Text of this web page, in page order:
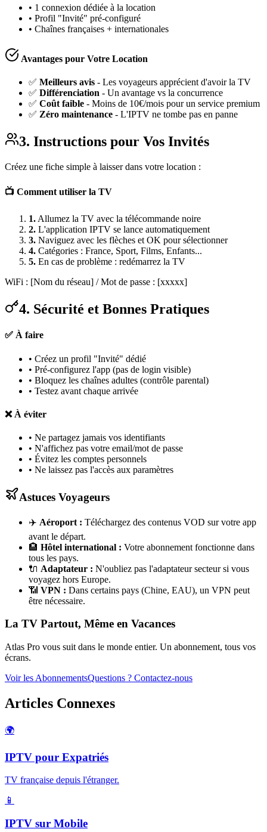
• 1 connexion dédiée à la location
• Profil "Invité" pré-configuré
• Chaînes françaises + internationales
Avantages pour Votre Location
✅ Meilleurs avis - Les voyageurs apprécient d'avoir la TV
✅ Différenciation - Un avantage vs la concurrence
✅ Coût faible - Moins de 10€/mois pour un service premium
✅ Zéro maintenance - L'IPTV ne tombe pas en panne
3. Instructions pour Vos Invités
Créez une fiche simple à laisser dans votre location :
📺 Comment utiliser la TV
1. Allumez la TV avec la télécommande noire
2. L'application IPTV se lance automatiquement
3. Naviguez avec les flèches et OK pour sélectionner
4. Catégories : France, Sport, Films, Enfants...
5. En cas de problème : redémarrez la TV
WiFi : [Nom du réseau] / Mot de passe : [xxxxx]
4. Sécurité et Bonnes Pratiques
✅ À faire
• Créez un profil "Invité" dédié
• Pré-configurez l'app (pas de login visible)
• Bloquez les chaînes adultes (contrôle parental)
• Testez avant chaque arrivée
❌ À éviter
• Ne partagez jamais vos identifiants
• N'affichez pas votre email/mot de passe
• Évitez les comptes personnels
• Ne laissez pas l'accès aux paramètres
Astuces Voyageurs
✈️ Aéroport : Téléchargez des contenus VOD sur votre app
avant le départ.
🏨 Hôtel international : Votre abonnement fonctionne dans
tous les pays.
🔌 Adaptateur : N'oubliez pas l'adaptateur secteur si vous
voyagez hors Europe.
📶 VPN : Dans certains pays (Chine, EAU), un VPN peut
être nécessaire.
La TV Partout, Même en Vacances
Atlas Pro vous suit dans le monde entier. Un abonnement, tous vos
écrans.
Voir les AbonnementsQuestions ? Contactez-nous
Articles Connexes
🌍
IPTV pour Expatriés
TV française depuis l'étranger.
📱
IPTV sur Mobile